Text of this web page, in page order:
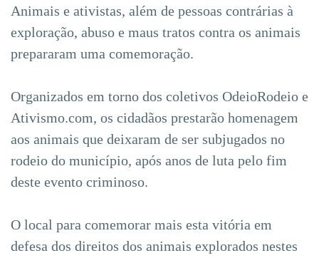
Animais e ativistas, além de pessoas contrárias à
exploração, abuso e maus tratos contra os animais
prepararam uma comemoração.
Organizados em torno dos coletivos OdeioRodeio e
Ativismo.com, os cidadãos prestarão homenagem
aos animais que deixaram de ser subjugados no
rodeio do município, após anos de luta pelo fim
deste evento criminoso.
O local para comemorar mais esta vitória em
defesa dos direitos dos animais explorados nestes